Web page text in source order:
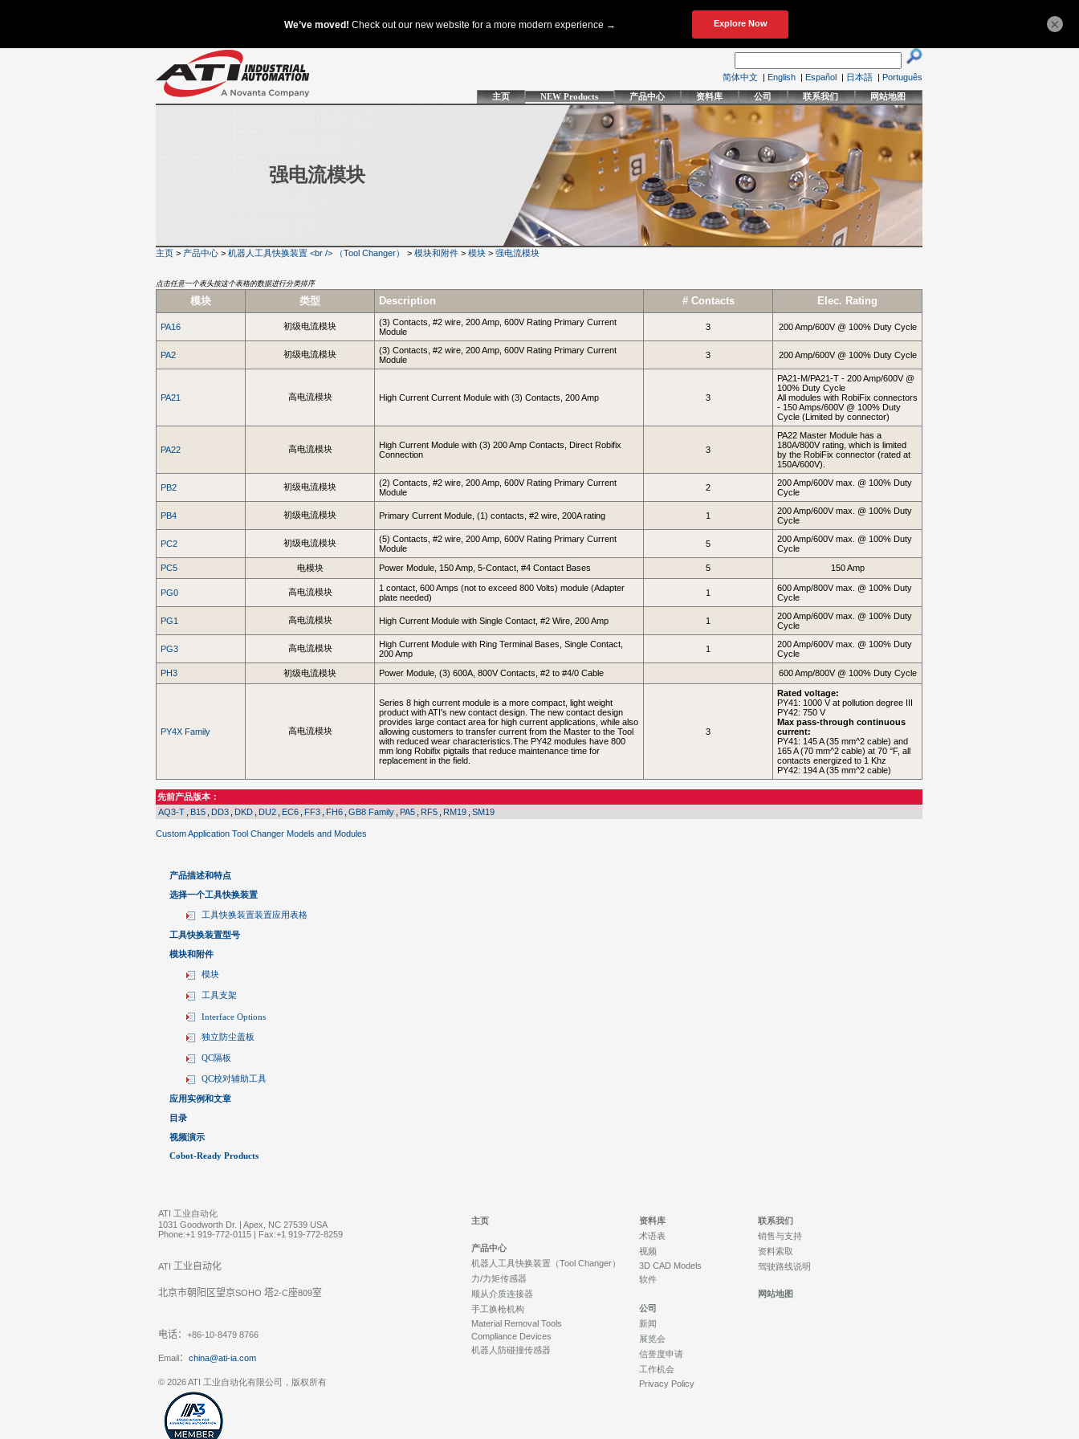
简体中文 | English | Español | 日本語 | Português
主页
NEW Products 产品中心 资料库 公司 联系我们 网站地图
强电流模块
主页 > 产品中心 > 机器人工具快换装置 <br /> （Tool Changer） > 模块和附件 > 模块 > 强电流模块
点击任意一个表头按这个表格的数据进行分类排序
模块 类型 Description # Contacts Elec. Rating
PA16 初级电流模块
(3) Contacts, #2 wire, 200 Amp, 600V Rating Primary Current
Module
3 200 Amp/600V @ 100% Duty Cycle
PA2 初级电流模块
(3) Contacts, #2 wire, 200 Amp, 600V Rating Primary Current
Module
3 200 Amp/600V @ 100% Duty Cycle
PA21 高电流模块 High Current Current Module with (3) Contacts, 200 Amp 3
PA21-M/PA21-T - 200 Amp/600V @
100% Duty Cycle
All modules with RobiFix connectors
- 150 Amps/600V @ 100% Duty
Cycle (Limited by connector)
PA22 高电流模块
High Current Module with (3) 200 Amp Contacts, Direct Robifix
Connection
3
PA22 Master Module has a
180A/800V rating, which is limited
by the RobiFix connector (rated at
150A/600V).
PB2 初级电流模块
(2) Contacts, #2 wire, 200 Amp, 600V Rating Primary Current
Module
2
200 Amp/600V max. @ 100% Duty
Cycle
PB4 初级电流模块 Primary Current Module, (1) contacts, #2 wire, 200A rating 1
200 Amp/600V max. @ 100% Duty
Cycle
PC2 初级电流模块
(5) Contacts, #2 wire, 200 Amp, 600V Rating Primary Current
Module
5
200 Amp/600V max. @ 100% Duty
Cycle
PC5
电模块 Power Module, 150 Amp, 5-Contact, #4 Contact Bases 5 150 Amp
PG0 高电流模块
1 contact, 600 Amps (not to exceed 800 Volts) module (Adapter
plate needed)
1
600 Amp/800V max. @ 100% Duty
Cycle
PG1 高电流模块 High Current Module with Single Contact, #2 Wire, 200 Amp 1
200 Amp/600V max. @ 100% Duty
Cycle
PG3 高电流模块
High Current Module with Ring Terminal Bases, Single Contact,
200 Amp
1
200 Amp/600V max. @ 100% Duty
Cycle
PH3
初级电流模块 Power Module, (3) 600A, 800V Contacts, #2 to #4/0 Cable 600 Amp/800V @ 100% Duty Cycle
PY4X Family 高电流模块
Series 8 high current module is a more compact, light weight
product with ATI's new contact design. The new contact design
provides large contact area for high current applications, while also
allowing customers to transfer current from the Master to the Tool
with reduced wear characteristics.The PY42 modules have 800
mm long Robifix pigtails that reduce maintenance time for
replacement in the field.
3
Rated voltage:
PY41: 1000 V at pollution degree III
PY42: 750 V
Max pass-through continuous
current:
PY41: 145 A (35 mm^2 cable) and
165 A (70 mm^2 cable) at 70 °F, all
contacts energized to 1 Khz
PY42: 194 A (35 mm^2 cable)
先前产品版本：
AQ3-T
B15 DD3 DKD DU2 EC6 FF3 FH6 GB8 Family PA5 RF5 RM19 SM19
Custom Application Tool Changer Models and Modules
产品描述和特点
选择一个工具快换装置
工具快换装置装置应用表格
工具快换装置型号
模块和附件
模块
工具支架
Interface Options
独立防尘盖板
QC隔板
QC校对辅助工具
应用实例和文章
目录
视频演示
Cobot-Ready Products
ATI 工业自动化
1031 Goodworth Dr. | Apex, NC 27539 USA
Phone:+1 919-772-0115 | Fax:+1 919-772-8259
ATI 工业自动化
北京市朝阳区望京SOHO 塔2-C座809室
电话： +86-10-8479 8766
Email： china@ati-ia.com
主页
产品中心
机器人工具快换装置（Tool Changer）
力/力矩传感器
顺从介质连接器
手工换枪机构
Material Removal Tools
Compliance Devices
机器人防碰撞传感器
资料库
术语表
视频
3D CAD Models
软件
公司
新闻
展览会
信誉度申请
工作机会
Privacy Policy
联系我们
销售与支持
资料索取
驾驶路线说明
网站地图
© 2026 ATI 工业自动化有限公司，版权所有
×